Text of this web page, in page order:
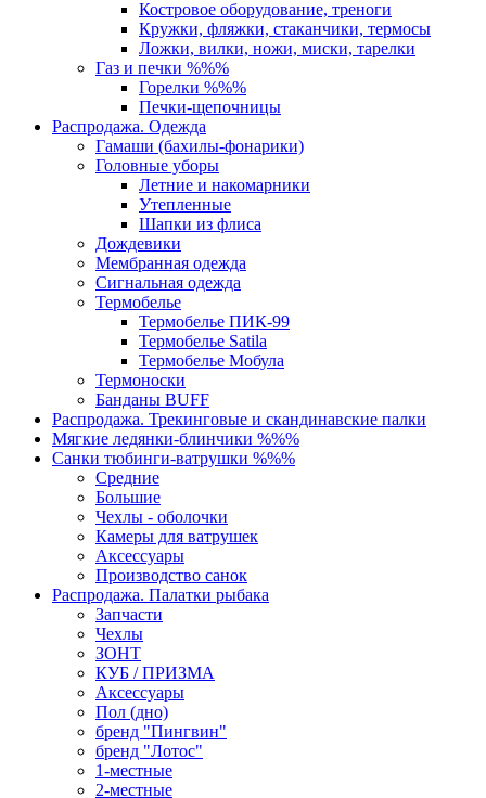
Костровое оборудование, треноги
Кружки, фляжки, стаканчики, термосы
Ложки, вилки, ножи, миски, тарелки
Газ и печки %%%
Горелки %%%
Печки-щепочницы
Распродажа. Одежда
Гамаши (бахилы-фонарики)
Головные уборы
Летние и накомарники
Утепленные
Шапки из флиса
Дождевики
Мембранная одежда
Сигнальная одежда
Термобелье
Термобелье ПИК-99
Термобелье Satila
Термобелье Мобула
Термоноски
Банданы BUFF
Распродажа. Трекинговые и скандинавские палки
Мягкие ледянки-блинчики %%%
Санки тюбинги-ватрушки %%%
Средние
Большие
Чехлы - оболочки
Камеры для ватрушек
Аксессуары
Производство санок
Распродажа. Палатки рыбака
Запчасти
Чехлы
ЗОНТ
КУБ / ПРИЗМА
Аксессуары
Пол (дно)
бренд "Пингвин"
бренд "Лотос"
1-местные
2-местные